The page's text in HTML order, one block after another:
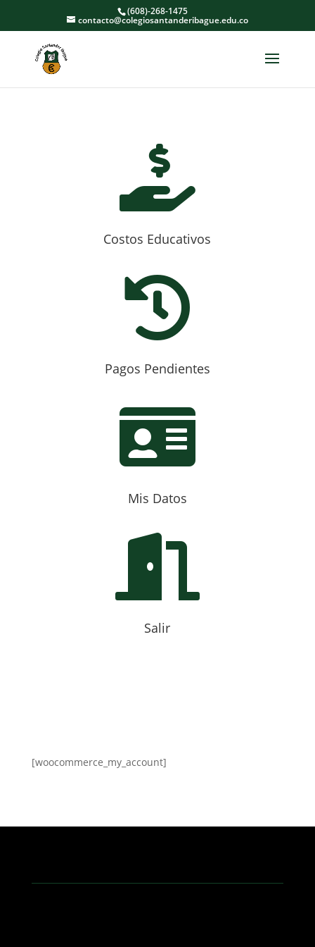
(608)-268-1475
contacto@colegiosantanderibague.edu.co

Costos Educativos

Pagos Pendientes

Mis Datos

Salir
[woocommerce_my_account]